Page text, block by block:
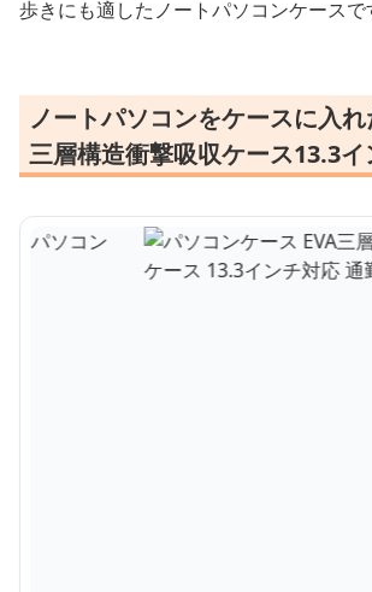
歩きにも適したノートパソコンケースで
ノートパソコンをケースに入
三層構造衝撃吸収ケース13.3